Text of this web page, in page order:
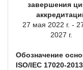
завершения
27 мая 2022 г. -
2027 г.
Обозначение
ISO/IEC 17020-